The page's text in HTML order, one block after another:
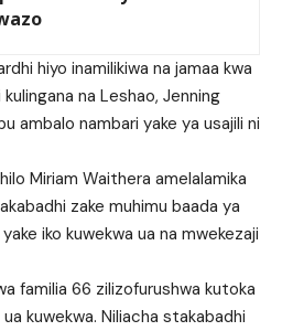
hiyo inamilikiwa na jamaa kwa
na Leshao, Jenning
ambalo nambari yake ya usajili ni
Miriam Waithera amelalamika
zake muhimu baada ya
iko kuwekwa ua na mwekezaji
familia 66 zilizofurushwa kutoka
kuwekwa. Niliacha stakabadhi